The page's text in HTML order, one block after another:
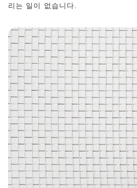
리는 일이 없습니다.